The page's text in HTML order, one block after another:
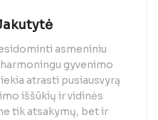
asmeniniu
gyvenimo
atrasti pusiausvyrą
iššūkių ir vidinės
tik atsakymų, bet ir